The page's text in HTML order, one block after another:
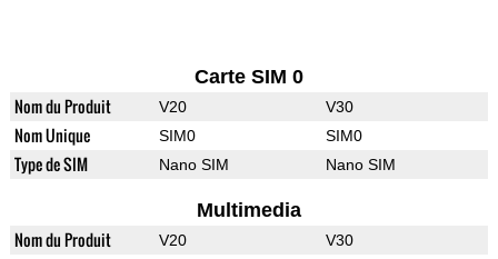
Carte SIM 0
Nom du Produit V20 V30
Nom Unique SIM0 SIM0
Type de SIM Nano SIM Nano SIM
Multimedia
Nom du Produit V20 V30